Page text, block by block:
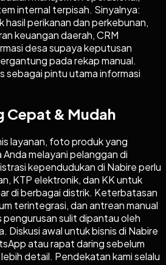
internal terpisah. Sinyalnya:
hasil perikanan dan perkebunan,
keuangan daerah, CRM
desa supaya keputusan
pada rekap manual.
sebagai pintu utama informasi
Cepat & Mudah
layanan, foto produk yang
melayani pelanggan di
kependudukan di Nabire perlu
KTP elektronik, dan KK untuk
di berbagai distrik. Keterbatasan
terintegrasi, dan antrean manual
sulit dipantau oleh
Diskusi awal untuk bisnis di Nabire
atau rapat daring sebelum
detail. Pendekatan kami selalu